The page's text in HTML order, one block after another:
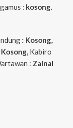
: kosong.
: Kosong,
Kosong, Kabiro
: Zainal